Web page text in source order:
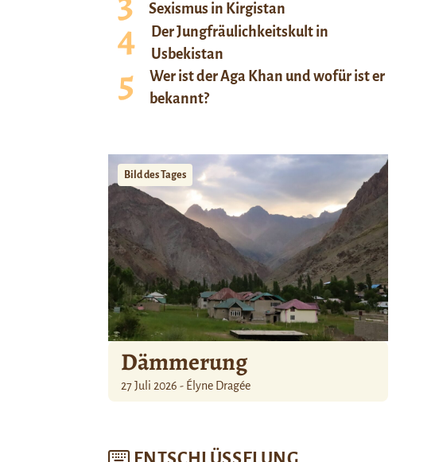
Sexismus in Kirgistan
Der Jungfräulichkeitskult in
Usbekistan
Wer ist der Aga Khan und wofür ist er
bekannt?
Bild des Tages
Dämmerung
27 Juli 2026 - Élyne Dragée